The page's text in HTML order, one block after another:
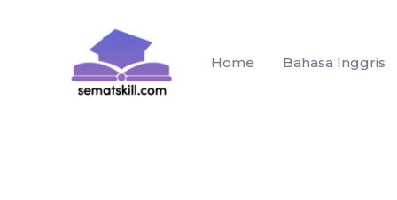
Home Bahasa Inggris